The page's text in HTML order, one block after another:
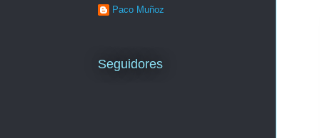
Paco Muñoz
Seguidores